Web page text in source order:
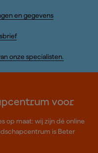
en gegevens
onze specialisten.
voor
op maat: wij zijn dé online
is Beter